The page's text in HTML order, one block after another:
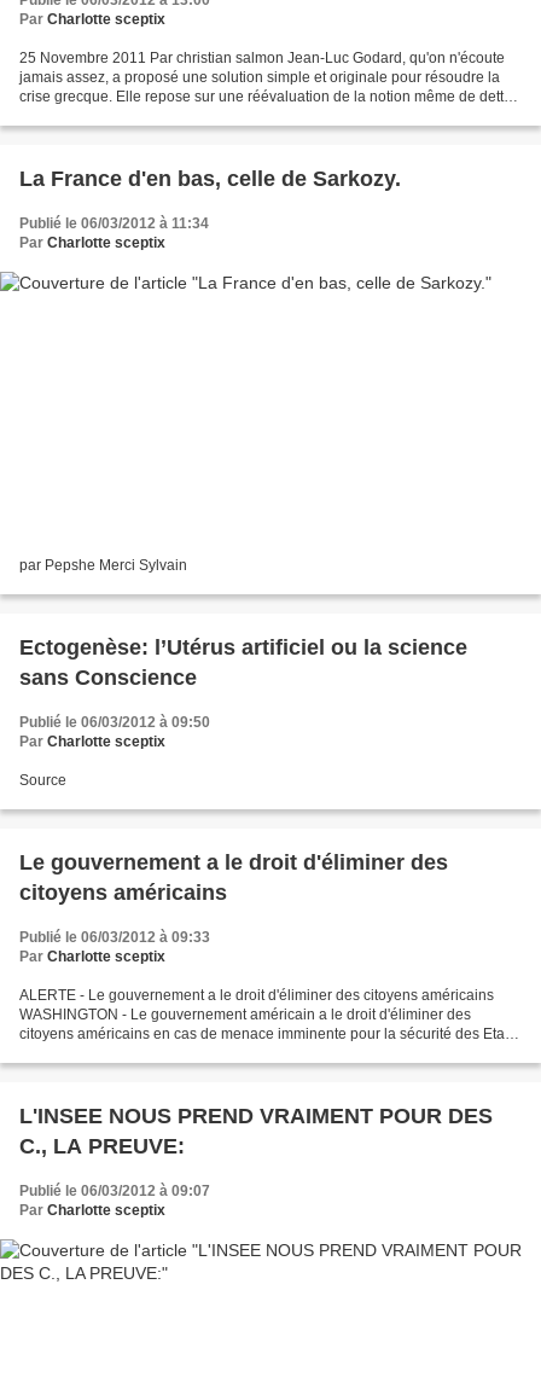
Par Charlotte sceptix
25 Novembre 2011 Par christian salmon Jean-Luc Godard, qu'on n'écoute
jamais assez, a proposé une solution simple et originale pour résoudre la
crise grecque. Elle repose sur une réévaluation de la notion même de dette ;
La France d'en bas, celle de Sarkozy.
Publié le 06/03/2012 à 11:34
Par Charlotte sceptix
par Pepshe Merci Sylvain
Ectogenèse: l’Utérus artificiel ou la science
sans Conscience
Publié le 06/03/2012 à 09:50
Par Charlotte sceptix
Source
Le gouvernement a le droit d'éliminer des
citoyens américains
Publié le 06/03/2012 à 09:33
Par Charlotte sceptix
ALERTE - Le gouvernement a le droit d'éliminer des citoyens américains
WASHINGTON - Le gouvernement américain a le droit d'éliminer des
citoyens américains en cas de menace imminente pour la sécurité des Etats-
L'INSEE NOUS PREND VRAIMENT POUR DES
C., LA PREUVE:
Publié le 06/03/2012 à 09:07
Par Charlotte sceptix